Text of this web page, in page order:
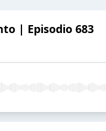
| Episodio 683